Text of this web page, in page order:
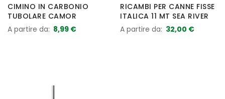
CIMINO IN CARBONIO
TUBOLARE CAMOR
A partire da 8,99 €
RICAMBI PER CANNE FISSE
ITALICA 11 MT SEA RIVER
A partire da 32,00 €